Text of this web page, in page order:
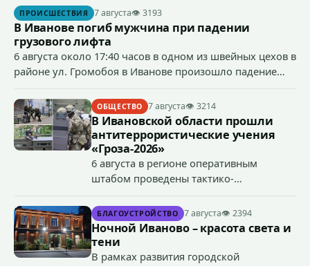
сумму более 4,4 млн рублей через маркетплейс.
ПРОИСШЕСТВИЯ 7 августа👁 3193
В Иванове погиб мужчина при падении
грузового лифта
6 августа около 17:40 часов в одном из швейных цехов в
районе ул. Громобоя в Иванове произошло падение
ОБЩЕСТВО 7 августа👁 3214
В Ивановской области прошли
антитеррористические учения
«Гроза-2026»
6 августа в регионе оперативным
штабом проведены тактико-
террористического акта на объекте
органов государственной власти.
«Гроза-2026».
БЛАГОУСТРОЙСТВО 7 августа👁 2394
Ночной Иваново – красота света и
тени
В рамках развития городской